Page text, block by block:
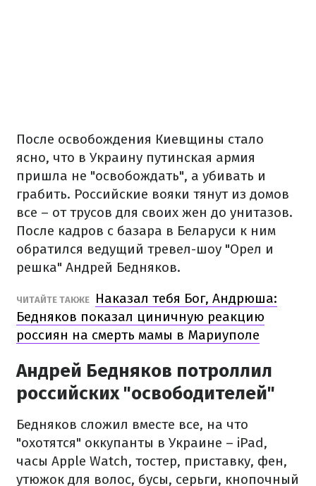
После освобождения Киевщины стало
ясно, что в Украину путинская армия
пришла не "освобождать", а убивать и
грабить. Российские вояки тянут из домов
все – от трусов для своих жен до унитазов.
После кадров с базара в Беларуси к ним
обратился ведущий тревел-шоу "Орел и
решка" Андрей Бедняков.
ЧИТАЙТЕ ТАКЖЕ
Наказал тебя Бог, Андрюша:
Бедняков показал циничную реакцию
россиян на смерть мамы в Мариуполе
Андрей Бедняков потроллил
российских "освободителей"
Бедняков сложил вместе все, на что
"охотятся" оккупанты в Украине – iPad,
часы Apple Watch, тостер, приставку, фен,
утюжок для волос, бусы, серьги, кнопочный